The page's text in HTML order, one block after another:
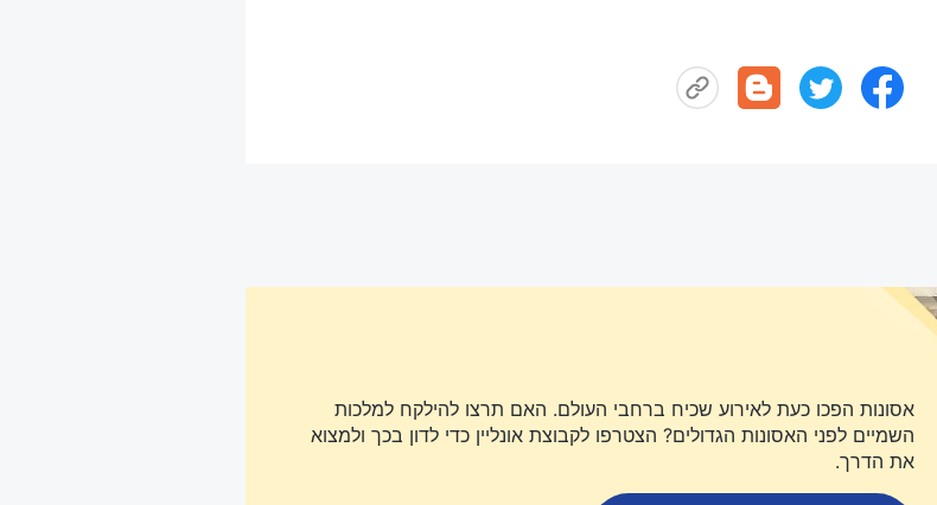
אסונות הפכו כעת לאירוע שכיח ברחבי העולם. האם תרצו להילקח למלכות
השמיים לפני האסונות הגדולים? הצטרפו לקבוצת אונליין כדי לדון בכך ולמצוא
את הדרך.